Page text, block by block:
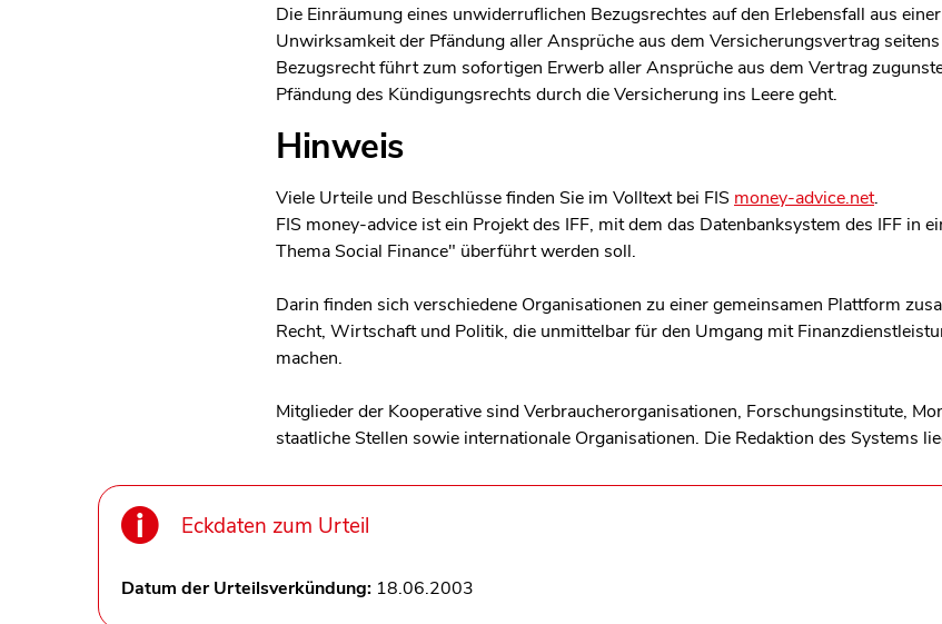
Die Einräumung eines unwiderruflichen Bezugsrechtes auf den Erlebensfall aus
Unwirksamkeit der Pfändung aller Ansprüche aus dem Versicherungsvertrag
Bezugsrecht führt zum sofortigen Erwerb aller Ansprüche aus dem Vertrag
Pfändung des Kündigungsrechts durch die Versicherung ins Leere geht.
Hinweis
Viele Urteile und Beschlüsse finden Sie im Volltext bei FIS money-advice.net.
FIS money-advice ist ein Projekt des IFF, mit dem das Datenbanksystem des IFF in
Thema Social Finance" überführt werden soll.
Darin finden sich verschiedene Organisationen zu einer gemeinsamen Plattform
Recht, Wirtschaft und Politik, die unmittelbar für den Umgang mit
machen.
Mitglieder der Kooperative sind Verbraucherorganisationen, Forschungsinstitute,
staatliche Stellen sowie internationale Organisationen. Die Redaktion des Systems
Eckdaten zum Urteil
Datum der Urteilsverkündung: 18.06.2003